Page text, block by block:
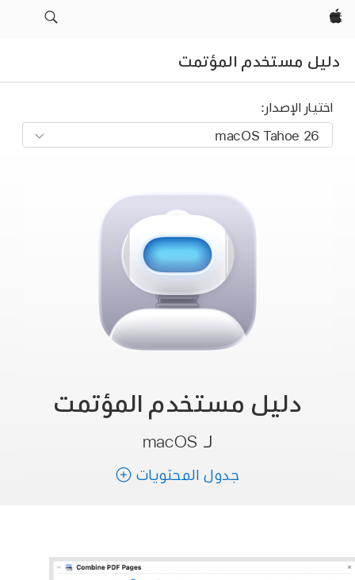
Apple‏
دليل مستخدم المؤتمت
اختيار الإصدار:
دليل مستخدم المؤتمت
لـ macOS
جدول المحتويات